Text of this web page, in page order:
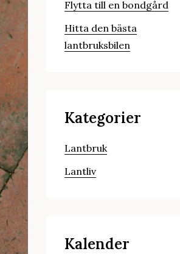
Flytta till en bondgård
Hitta den bästa
lantbruksbilen
Kategorier
Lantbruk
Lantliv
Kalender